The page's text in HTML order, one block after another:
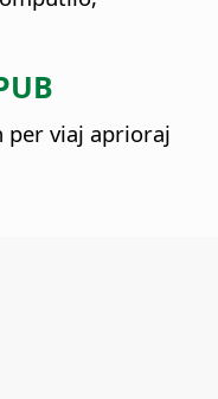
per viaj aprioraj